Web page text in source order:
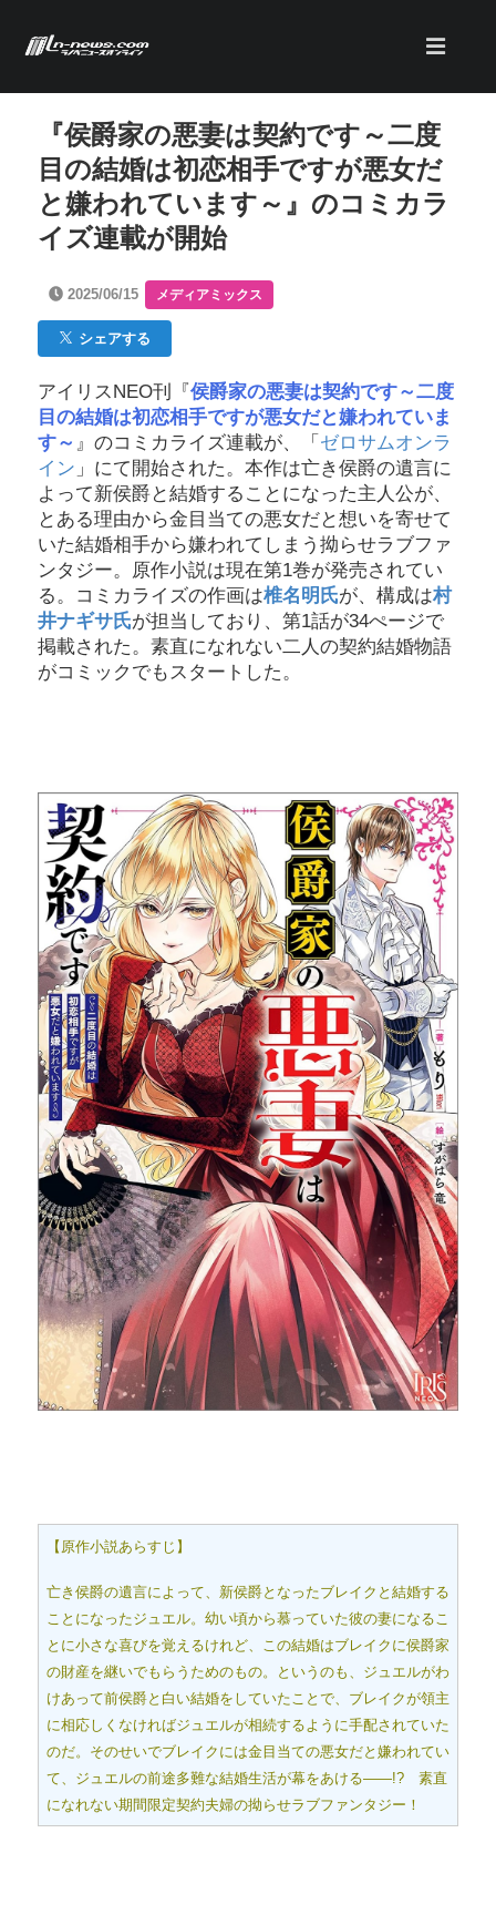
『侯爵家の悪妻は契約です～二度
目の結婚は初恋相手ですが悪女だ
と嫌われています～』のコミカラ
イズ連載が開始
2025/06/15 メディアミックス
シェアする
アイリスNEO刊『 侯爵家の悪妻は契約です～二度
目の結婚は初恋相手ですが悪女だと嫌われていま
す～ 』のコミカライズ連載が、「 ゼロサムオンラ
イン 」にて開始された。本作は亡き侯爵の遺言に
よって新侯爵と結婚することになった主人公が、
とある理由から金目当ての悪女だと想いを寄せて
いた結婚相手から嫌われてしまう拗らせラブファ
ンタジー。原作小説は現在第1巻が発売されてい
る。コミカライズの作画は椎名明氏が、構成は村
井ナギサ氏が担当しており、第1話が34ぺージで
掲載された。素直になれない二人の契約結婚物語
がコミックでもスタートした。
【原作小説あらすじ】
亡き侯爵の遺言によって、新侯爵となったブレイクと結婚する
ことになったジュエル。幼い頃から慕っていた彼の妻になるこ
とに小さな喜びを覚えるけれど、この結婚はブレイクに侯爵家
の財産を継いでもらうためのもの。というのも、ジュエルがわ
けあって前侯爵と白い結婚をしていたことで、ブレイクが領主
に相応しくなければジュエルが相続するように手配されていた
のだ。そのせいでブレイクには金目当ての悪女だと嫌われてい
て、ジュエルの前途多難な結婚生活が幕をあける――!? 素直
になれない期間限定契約夫婦の拗らせラブファンタジー！